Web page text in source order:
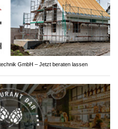
GmbH – Jetzt beraten lassen